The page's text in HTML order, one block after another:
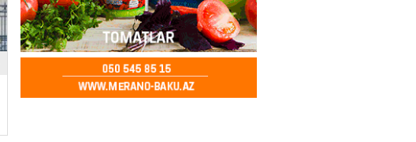
videosunu paylaşıb
07.08.2026- 12:30 67
Sabunçu rayonunda 70 min manat